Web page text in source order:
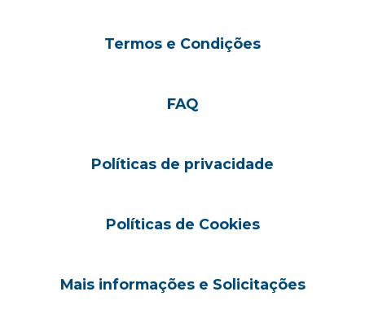
Termos e Condições
FAQ
Políticas de privacidade
Políticas de Cookies
Mais informações e Solicitações